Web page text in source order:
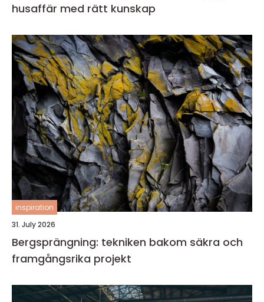
husaffär med rätt kunskap
inspiration
31. July 2026
Bergsprängning: tekniken bakom säkra och
framgångsrika projekt